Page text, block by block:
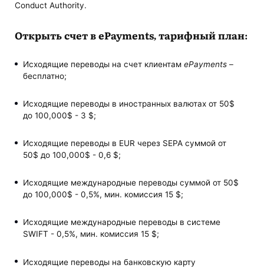
Conduct Authority.
Открыть счет в ePayments, тарифный план:
Исходящие переводы на счет клиентам ePayments–
бесплатно;
Исходящие переводы в иностранных валютах от 50$
до 100,000$ - 3 $;
Исходящие переводы в EUR через SEPA суммой от
50$ до 100,000$ - 0,6 $;
Исходящие международные переводы суммой от 50$
до 100,000$ - 0,5%, мин. комиссия 15 $;
Исходящие международные переводы в системе
SWIFT - 0,5%, мин. комиссия 15 $;
Исходящие переводы на банковскую карту